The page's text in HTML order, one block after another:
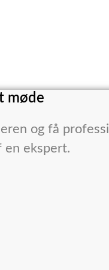
møde
og få
en ekspert.